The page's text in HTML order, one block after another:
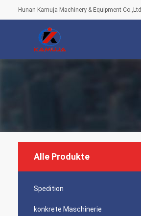
Hunan Kamuja Machinery & Equipment Co.,Ltd
Alle Produkte
Spedition
konkrete Maschinerie